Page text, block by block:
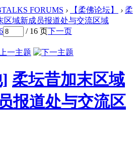
FORUMS › 【柔佛论坛】 › 柔
区域新成员报道处与交流区域
/ 16 页下一页
柔坛昔加末区域
报道处与交流区